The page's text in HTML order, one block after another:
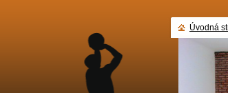
Úvodná